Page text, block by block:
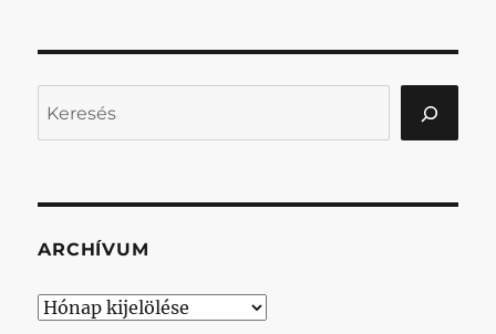
ARCHÍVUM
Archívum